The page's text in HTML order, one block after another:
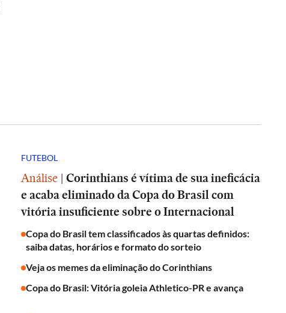
FUTEBOL
Análise | Corinthians é vítima de sua ineficácia
e acaba eliminado da Copa do Brasil com
vitória insuficiente sobre o Internacional
Copa do Brasil tem classificados às quartas definidos:
saiba datas, horários e formato do sorteio
Veja os memes da eliminação do Corinthians
Copa do Brasil: Vitória goleia Athletico-PR e avança